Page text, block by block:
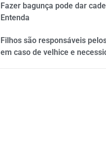
Fazer bagunça pode dar
Entenda
Filhos são responsáveis
em caso de velhice e